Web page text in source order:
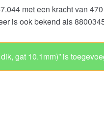
met een kracht van
is ook bekend als